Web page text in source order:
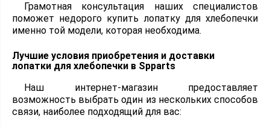
Грамотная консультация наших специалистов
поможет недорого купить лопатку для хлебопечки
именно той модели, которая необходима.
Лучшие условия приобретения и доставки
лопатки для хлебопечки в Spparts
Наш интернет-магазин предоставляет
возможность выбрать один из нескольких способов
связи, наиболее подходящий для вас: